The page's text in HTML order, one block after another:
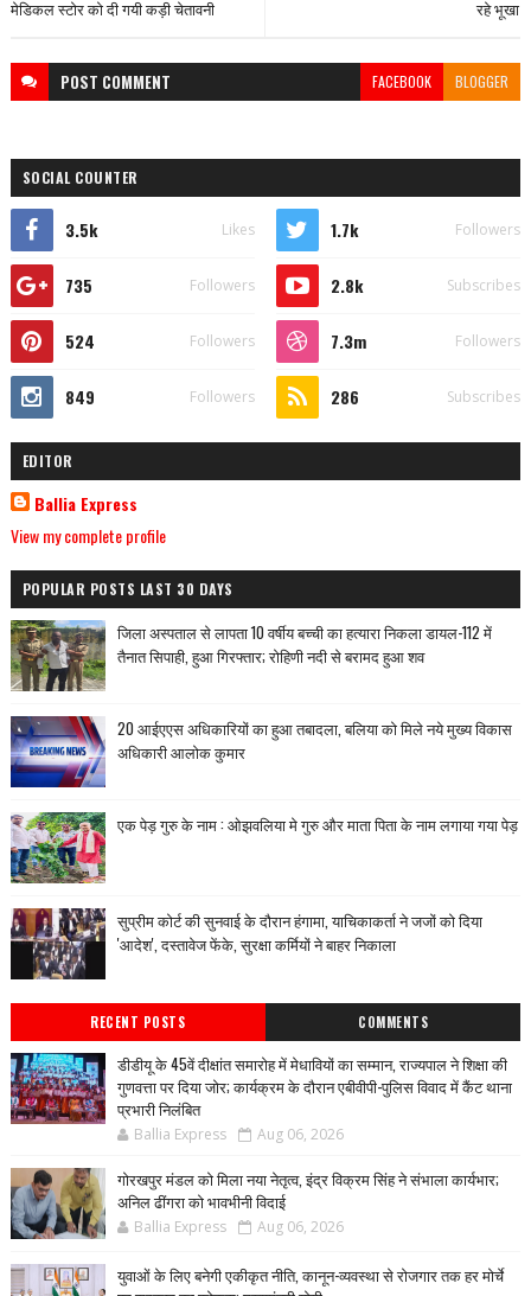
रहे भूखा
मेडिकल स्टोर को दी गयी कड़ी चेतावनी
POST COMMENT FACEBOOK BLOGGER
SOCIAL COUNTER
3.5k Likes 1.7k Followers
735 Followers 2.8k Subscribes
524 Followers 7.3m Followers
849 Followers 286 Subscribes
EDITOR
Ballia Express
View my complete profile
POPULAR POSTS LAST 30 DAYS
जिला अस्पताल से लापता 10 वर्षीय बच्ची का हत्यारा निकला डायल-112 में
तैनात सिपाही, हुआ गिरफ्तार; रोहिणी नदी से बरामद हुआ शव
20 आईएएस अधिकारियों का हुआ तबादला, बलिया को मिले नये मुख्य विकास
अधिकारी आलोक कुमार
एक पेड़ गुरु के नाम : ओझवलिया मे गुरु और माता पिता के नाम लगाया गया पेड़
सुप्रीम कोर्ट की सुनवाई के दौरान हंगामा, याचिकाकर्ता ने जजों को दिया
'आदेश', दस्तावेज फेंके, सुरक्षा कर्मियों ने बाहर निकाला
RECENT POSTS COMMENTS
डीडीयू के 45वें दीक्षांत समारोह में मेधावियों का सम्मान, राज्यपाल ने शिक्षा की
गुणवत्ता पर दिया जोर; कार्यक्रम के दौरान एबीवीपी-पुलिस विवाद में कैंट थाना
प्रभारी निलंबित
Ballia Express Aug 06, 2026
गोरखपुर मंडल को मिला नया नेतृत्व, इंद्र विक्रम सिंह ने संभाला कार्यभार;
अनिल ढींगरा को भावभीनी विदाई
Ballia Express Aug 06, 2026
युवाओं के लिए बनेगी एकीकृत नीति, कानून-व्यवस्था से रोजगार तक हर मोर्चे